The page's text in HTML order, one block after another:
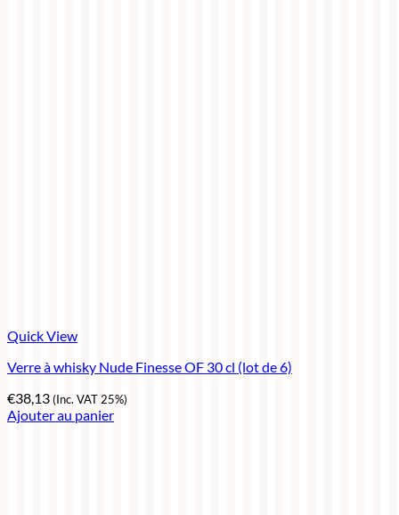
Quick View
Verre à whisky Nude Finesse OF 30 cl (lot de 6)
€38,13(Inc. VAT 25%)
Ajouter au panier